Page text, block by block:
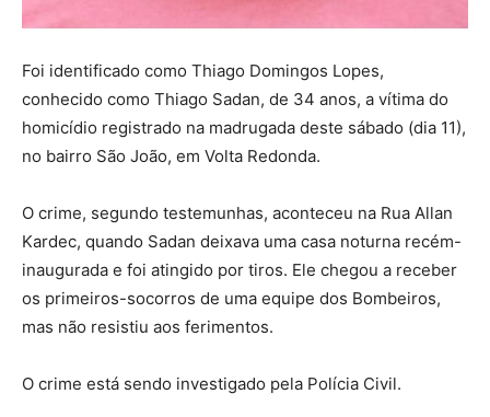
Foi identificado como Thiago Domingos Lopes,
conhecido como Thiago Sadan, de 34 anos, a vítima do
homicídio registrado na madrugada deste sábado (dia 11),
no bairro São João, em Volta Redonda.
O crime, segundo testemunhas, aconteceu na Rua Allan
Kardec, quando Sadan deixava uma casa noturna recém-
inaugurada e foi atingido por tiros. Ele chegou a receber
os primeiros-socorros de uma equipe dos Bombeiros,
mas não resistiu aos ferimentos.
O crime está sendo investigado pela Polícia Civil.